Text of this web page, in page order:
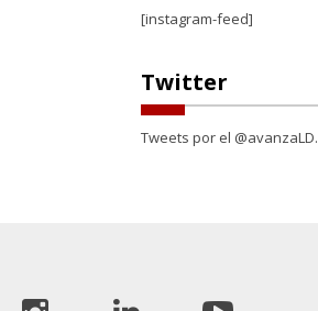
[instagram-feed]
Twitter
Tweets por el @avanzaLD.